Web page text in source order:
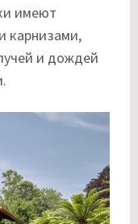
имеют
карнизами,
и дождей